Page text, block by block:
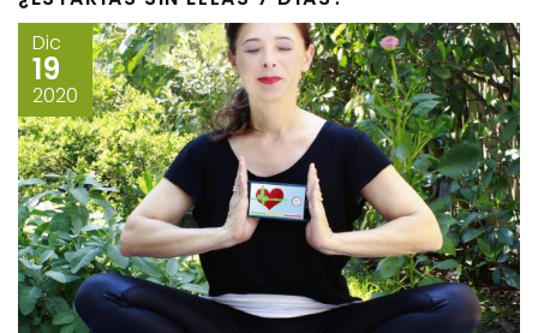
Dic
19
2020